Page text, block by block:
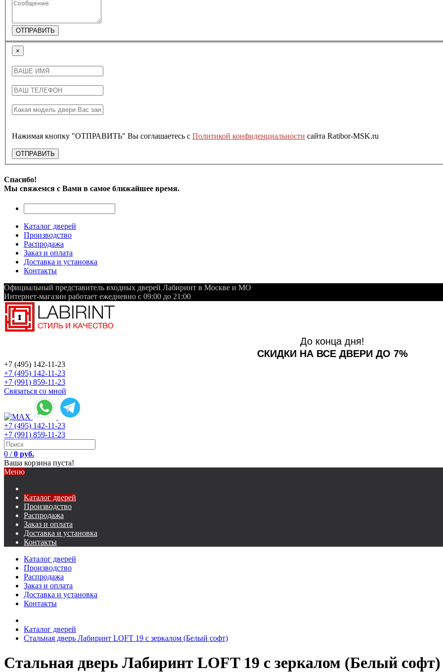
ОТПРАВИТЬ
×
Нажимая кнопку "ОТПРАВИТЬ" Вы соглашаетесь с Политикой конфиденциальности сайта Ratibor-MSK.ru
ОТПРАВИТЬ
Спасибо!
Мы свяжемся с Вами в самое ближайшее время.
Каталог дверей
Производство
Распродажа
Заказ и оплата
Доставка и установка
Контакты
Официальный представитель входных дверей Лабиринт в Москве и МО
Интернет-магазин работает ежедневно с 09:00 до 21:00
До конца дня!
СКИДКИ НА ВСЕ ДВЕРИ ДО 7%
+7 (495) 142-11-23
+7 (495) 142-11-23
+7 (991) 859-11-23
Связаться со мной
+7 (495) 142-11-23
+7 (991) 859-11-23
0 / 0 руб.
Ваша корзина пуста!
Меню
Каталог дверей
Производство
Распродажа
Заказ и оплата
Доставка и установка
Контакты
Каталог дверей
Производство
Распродажа
Заказ и оплата
Доставка и установка
Контакты
Каталог дверей
Стальная дверь Лабиринт LOFT 19 с зеркалом (Белый софт)
Стальная дверь Лабиринт LOFT 19 с зеркалом (Белый софт)